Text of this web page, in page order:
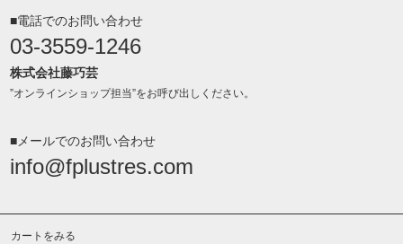
■電話でのお問い合わせ
03-3559-1246
株式会社藤巧芸
”オンラインショップ担当”をお呼び出しください。
■メールでのお問い合わせ
info@fplustres.com
カートをみる